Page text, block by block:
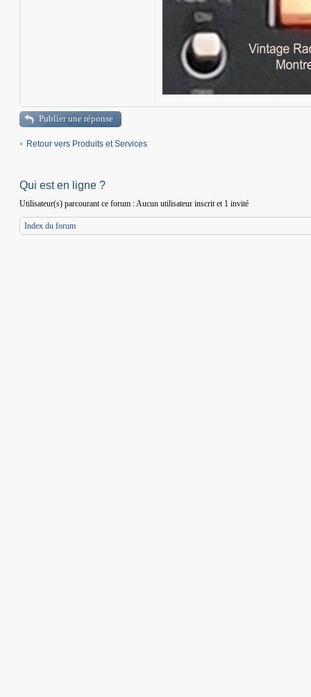
Publier une réponse
Retour vers Produits et Services
Qui est en ligne ?
Utilisateur(s) parcourant ce forum : Aucun utilisateur inscrit et 1 invité
Index du forum